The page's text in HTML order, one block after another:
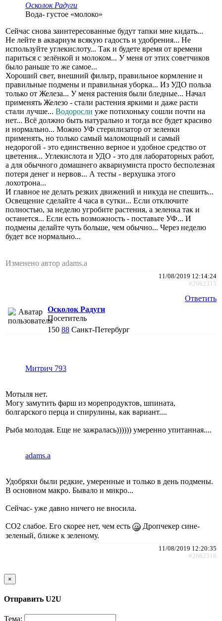
Осколок Радуги
Вода- густое «молоко»
Сейчас снова заинтересованные будут тапки мне кидать...
Не лейте в аквариум всякую гадость и удобрения... Не
используйте углекислоту... Так и будете время от времени
париться с зелёнкой и молоком... У меня от этих советчиков
было раньше то же самое...
Хороший свет, внешний фильтр, правильное кормление и
правильные подмены и правильная уборка... Из УДО польза
только от Железа... У меня растения были бледные... Начал
применять Железо - стали растения яркими и даже расти
стали лучше... Водоросли уже потихоньку сошли почти на
нет... Всё должно быть натурально и тогда все будет красиво
и нормально... Можно УФ стерилизатор от зеленки
применять, но только самый маломощный и самый
недорогой - это единственно верное и удобное средство от
цветения... Углекислота и УДО - это для лабораторных работ,
а для обычного домашнего аквариумиста просто бесполезная
потеря денег и нервов... А тесты - верхушка этого
лохотрона...
И главное не делать резких движений и никуда не спешить...
Освещение сделайте 4 часа в сутки... Если отключите
полностью, за неделю угробите растения, а зеленка так и
останется... Если есть возможность - поставьте УФ... И
подмены делайте чуть больше, чем обычно... Через неделю
будет все нормально...
Изменено автор adams.a
11/08/2019 12:14:24
#2662315
Ответить
Осколок Радуги
Посетитель
150 88 Санкт-Петербург
Митрич 793
Мотыля нет.
Могу замутить фарш из морепродуктов, шпината,
болгарского перца и спирулины, как вариант....
Рыба молодая. Еще не зажралась)))))) умеренно упитанная....
adams.a
Удобряхи были редкие, умеренные и только в день подмены.
В основном макро. Бывало и микро...
Сейчас- уже давно ничего не вносила.
СО2 слабое. Его скорее нет, чем есть
Дропчекер сине-
зеленый, ближе к зеленому.
11/08/2019 12:20:35
#2662316
×
Отправить U2U
Тема: